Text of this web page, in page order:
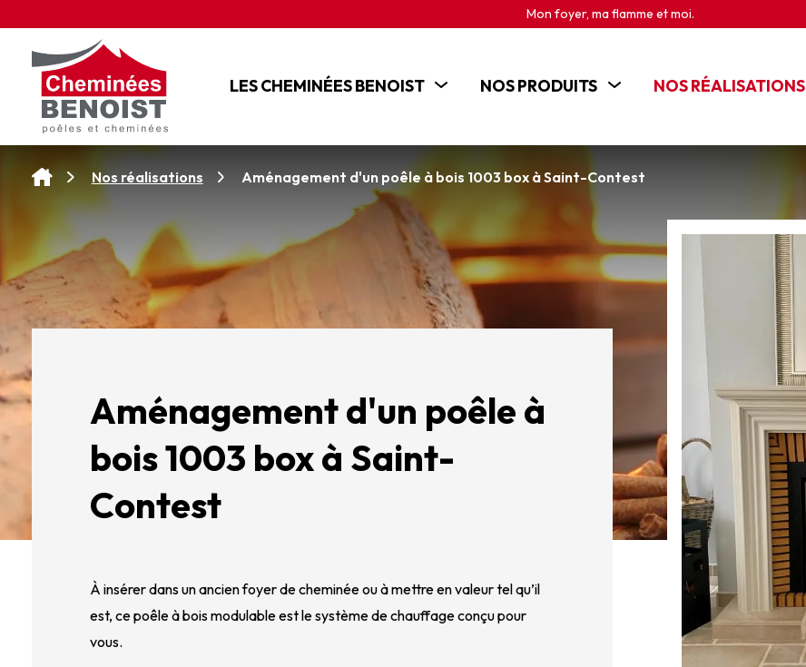
Mon foyer, ma flamme et moi.
LES CHEMINÉES BENOIST
NOS SERVICES
NOS PRODUITS
CHEMINÉES
CUISINIÈRES BOIS
BRASEROS ET CHEMINÉES D'EXTÉRIEUR
NOS RÉALISATIONS
Nos réalisations Aménagement d'un poêle à bois 1003 box à Saint-Contest
Aménagement d'un poêle à
bois 1003 box à Saint-
Contest
À insérer dans un ancien foyer de cheminée ou à mettre en valeur tel qu’il
est, ce poêle à bois modulable est le système de chauffage conçu pour
vous.